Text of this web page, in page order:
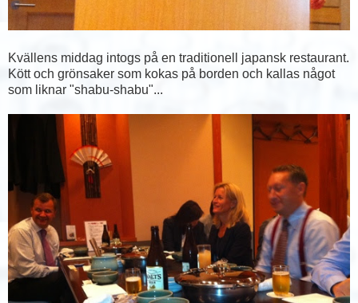
Kvällens middag intogs på en traditionell japansk restaurant.
Kött och grönsaker som kokas på borden och kallas något
som liknar "shabu-shabu"...